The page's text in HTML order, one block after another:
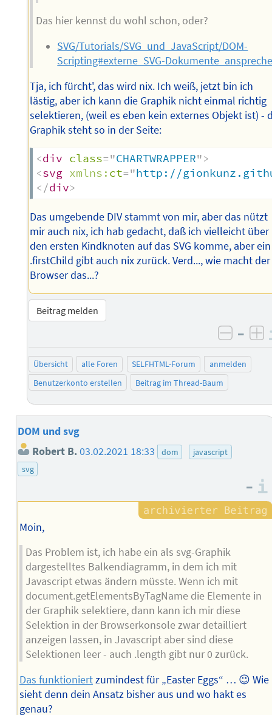
Das hier kennst du wohl schon, oder?
SVG/Tutorials/SVG_und_JavaScript/DOM-
Scripting#externe_SVG-
Tja, ich fürcht', das wird nix. Ich weiß, jetzt bin ich
lästig, aber ich kann die Graphik nicht einmal richtig
selektieren, (weil es eben kein externes Objekt ist) -
Graphik steht so in der Seite:
<div class="CHARTWRAPPER">
<svg xmlns: ct="http://
</div>
Das umgebende DIV stammt von mir, aber das nützt
mir auch nix, ich hab gedacht, daß ich vielleicht über
den ersten Kindknoten auf das SVG komme, aber ein
.firstChild gibt auch nix zurück. Verd..., wie macht der
Browser das...?
Beitrag melden
–
Übersicht alle Foren SELFHTML-Forum
anmelden
Benutzerkonto erstellen
Beitrag im Thread-Baum
DOM und svg
Robert B.03.02.2021 18:33 dom
javascript
svg
–
Moin,
Das Problem ist, ich habe ein als svg-Graphik
dargestelltes Balkendiagramm, in dem ich mit
Javascript etwas ändern müsste. Wenn ich mit
document.getElementsByTagName die Elemente in
der Graphik selektiere, dann kann ich mir diese
Selektion in der Browserkonsole zwar detailliert
anzeigen lassen, in Javascript aber sind diese
Selektionen leer - auch .length gibt nur 0 zurück.
Das funktioniertzumindest für „Easter Eggs“ … 😉 Wie
sieht denn dein Ansatz bisher aus und wo hakt es
genau?